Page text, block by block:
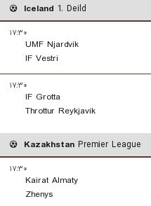
Iceland 1. Deild
۱۷:۳۰
UMF Njardvik
IF Vestri
۱۷:۳۰
IF Grotta
Throttur Reykjavik
Kazakhstan Premier League
۱۷:۳۰
Kairat Almaty
Zhenys